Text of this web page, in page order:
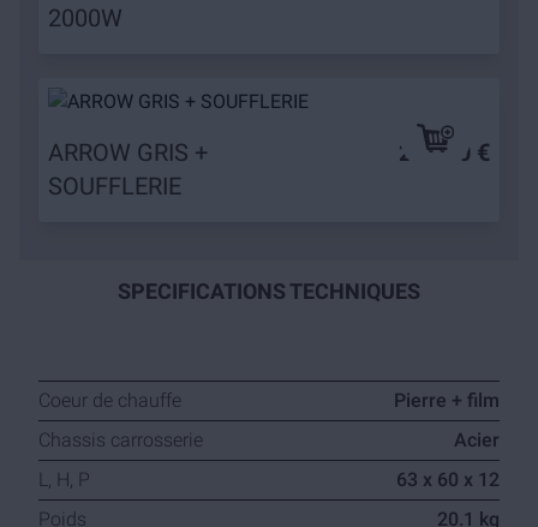
2000W
ARROW GRIS +
SOUFFLERIE
279,90 €
SPECIFICATIONS TECHNIQUES
Coeur de chauffe
Pierre + film
Chassis carrosserie
Acier
L, H, P
63 x 60 x 12
Poids
20.1 kg